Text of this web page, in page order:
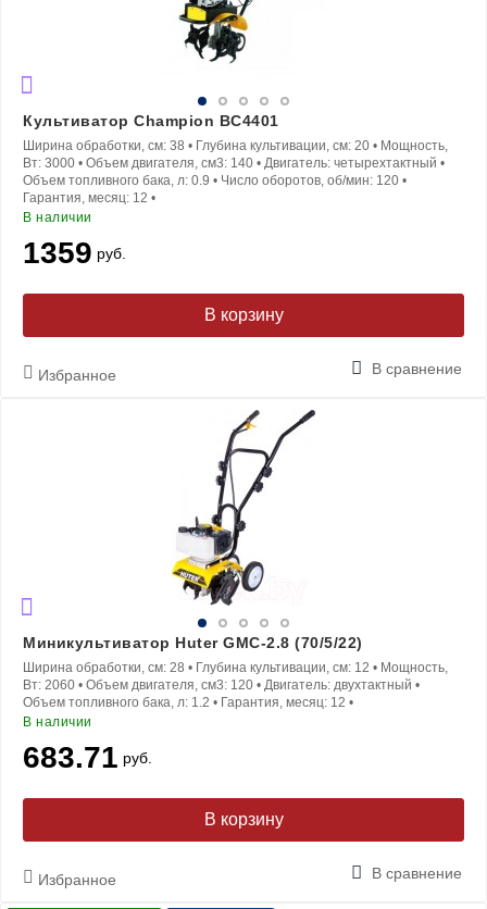
Культиватор Champion BC4401
Ширина обработки, см: 38 • Глубина культивации, см: 20 • Мощность,
Вт: 3000 • Объем двигателя, см3: 140 • Двигатель: четырехтактный •
Объем топливного бака, л: 0.9 • Число оборотов, об/мин: 120 •
Гарантия, месяц: 12 •
В наличии
1359 руб.
В корзину
Избранное В сравнение
Миникультиватор Huter GMC-2.8 (70/5/22)
Ширина обработки, см: 28 • Глубина культивации, см: 12 • Мощность,
Вт: 2060 • Объем двигателя, см3: 120 • Двигатель: двухтактный •
Объем топливного бака, л: 1.2 • Гарантия, месяц: 12 •
В наличии
683.71 руб.
В корзину
Избранное В сравнение